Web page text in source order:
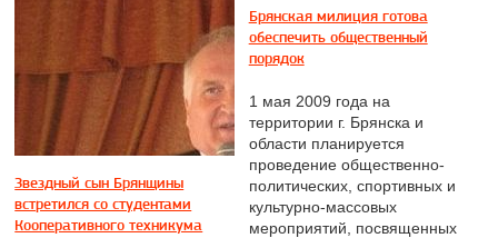
Звездный сын Брянщины
встретился со студентами
Кооперативного техникума
Брянская милиция готова
обеспечить общественный
порядок
1 мая 2009 года на
территории г. Брянска и
области планируется
проведение общественно-
политических, спортивных и
культурно-массовых
мероприятий, посвященных